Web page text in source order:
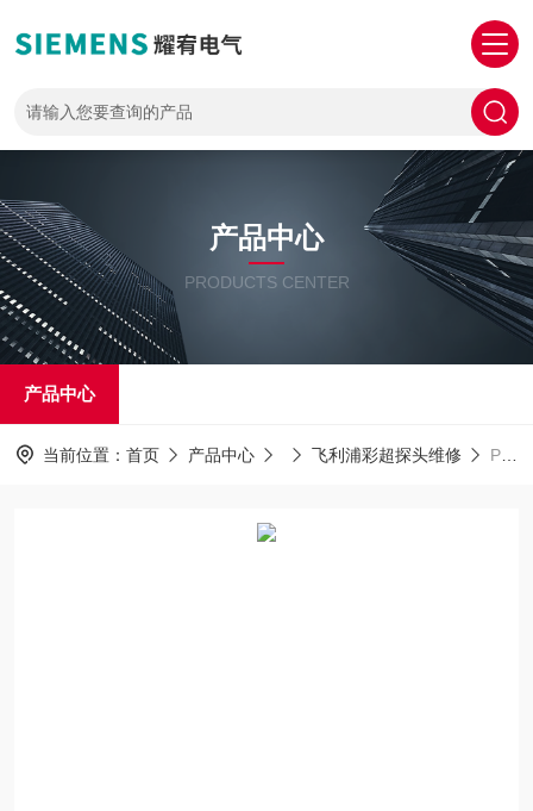
产品中心
PRODUCTS CENTER
产品中心
当前位置： 首页 产品中心 飞利浦彩超探头维修 PHILIPS探头维修飞利浦腔内探头上机图像部分区域有干扰维修